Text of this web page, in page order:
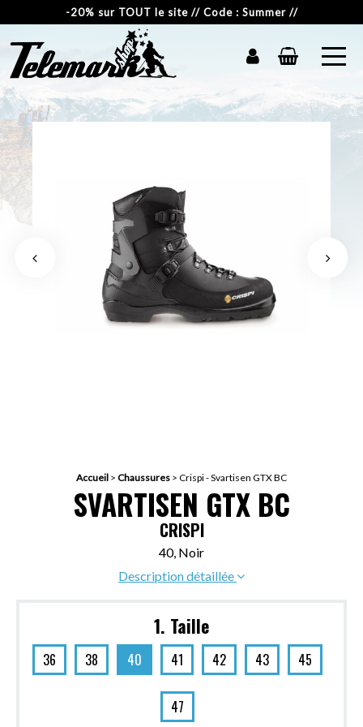
-20% sur TOUT le site // Code : Summer //
Accueil > Chaussures > Crispi - Svartisen GTX BC
SVARTISEN GTX BC
CRISPI
40, Noir
Description détaillée
1. Taille
36 38 40 41 42 43 45
47